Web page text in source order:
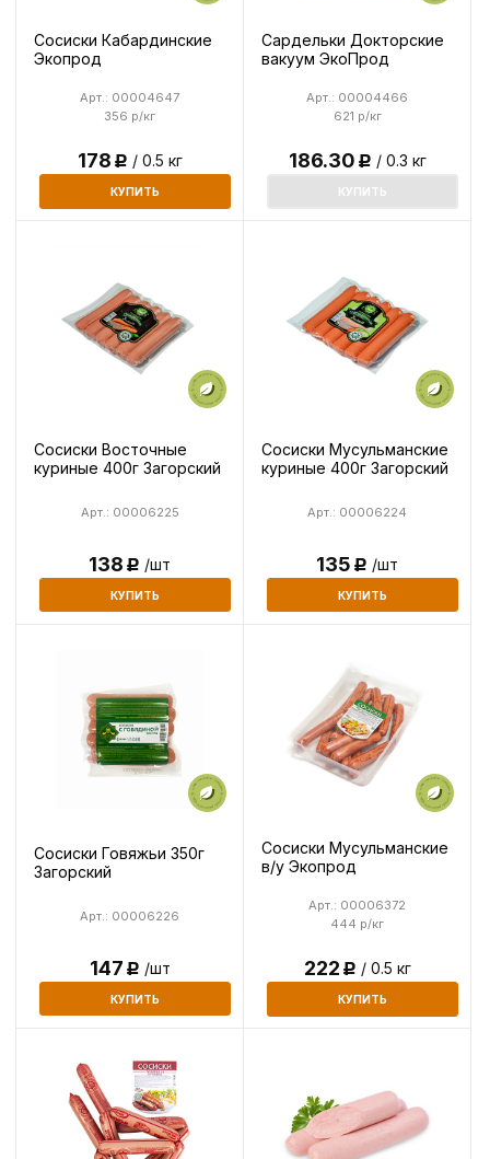
Сосиски Кабардинские
Экопрод
356 р/кг
Арт.: 00004647
178Р / 0.5 кг
КУПИТЬ
Сардельки Докторские
вакуум ЭкоПрод
621 р/кг
Арт.: 00004466
186.30Р / 0.3 кг
КУПИТЬ
Сосиски Восточные
куриные 400г Загорский
Арт.: 00006225
138Р /шт
КУПИТЬ
Сосиски Мусульманские
куриные 400г Загорский
Арт.: 00006224
135Р /шт
КУПИТЬ
Сосиски Говяжьи 350г
Загорский
Арт.: 00006226
147Р /шт
КУПИТЬ
Сосиски Мусульманские
в/у Экопрод
444 р/кг
Арт.: 00006372
222Р / 0.5 кг
КУПИТЬ